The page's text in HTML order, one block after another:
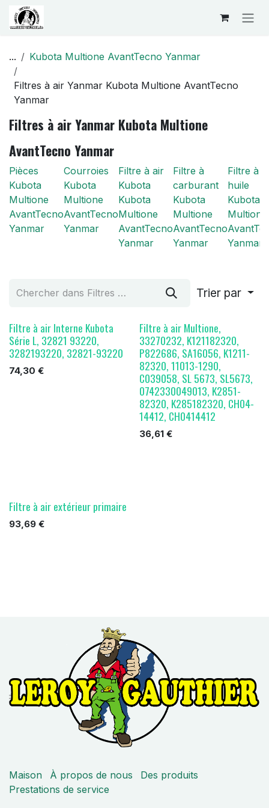
Se rendre au contenu
... Kubota Multione AvantTecno Yanmar
Filtres à air Yanmar Kubota Multione AvantTecno
Yanmar
Filtres à air Yanmar Kubota Multione
AvantTecno Yanmar
Pièces
Kubota
Multione
AvantTecno
Yanmar
Courroies
Kubota
Multione
AvantTecno
Yanmar
Filtre à air
Kubota
Kubota
Multione
AvantTecno
Yanmar
Filtre à
carburant
Kubota
Multione
AvantTecno
Yanmar
Filtre à
huile
Kubota
Multione
Yanmar
Trier par
Filtre à air Interne Kubota
Série L, 32821 93220,
3282193220, 32821-93220
74,30 €
Filtre à air Multione,
33270232, K121182320,
P822686, SA16056, K1211-
82320, 11013-1290,
C039058, SL 5673, SL5673,
0742330049013, K2851-
82320, K285182320, CH04-
14412, CH0414412
36,61€
Filtre à air extérieur primaire
93,69 €
Maison À propos de nous
Des produits
Prestations de service